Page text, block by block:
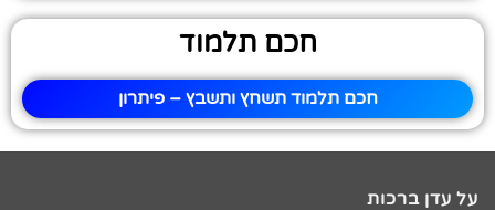
חכם תלמוד
חכם תלמוד תשחץ ותשבץ – פיתרון
על עדן ברכות